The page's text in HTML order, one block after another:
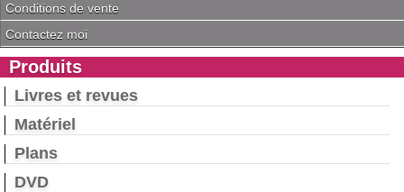
Conditions de vente
Contactez moi
Produits
Livres et revues
Matériel
Plans
DVD